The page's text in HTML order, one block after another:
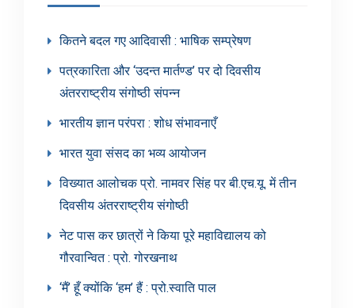
कितने बदल गए आदिवासी : भाषिक सम्प्रेषण
पत्रकारिता और ‘उदन्त मार्तण्ड’ पर दो दिवसीय
अंतरराष्ट्रीय संगोष्ठी संपन्न
भारतीय ज्ञान परंपरा : शोध संभावनाएँ
भारत युवा संसद का भव्य आयोजन
विख्यात आलोचक प्रो. नामवर सिंह पर बी.एच.यू. में तीन
दिवसीय अंतरराष्ट्रीय संगोष्ठी
नेट पास कर छात्रों ने किया पूरे महाविद्यालय को
गौरवान्वित : प्रो. गोरखनाथ
‘मैं’ हूँ क्योंकि ‘हम’ हैं : प्रो.स्वाति पाल